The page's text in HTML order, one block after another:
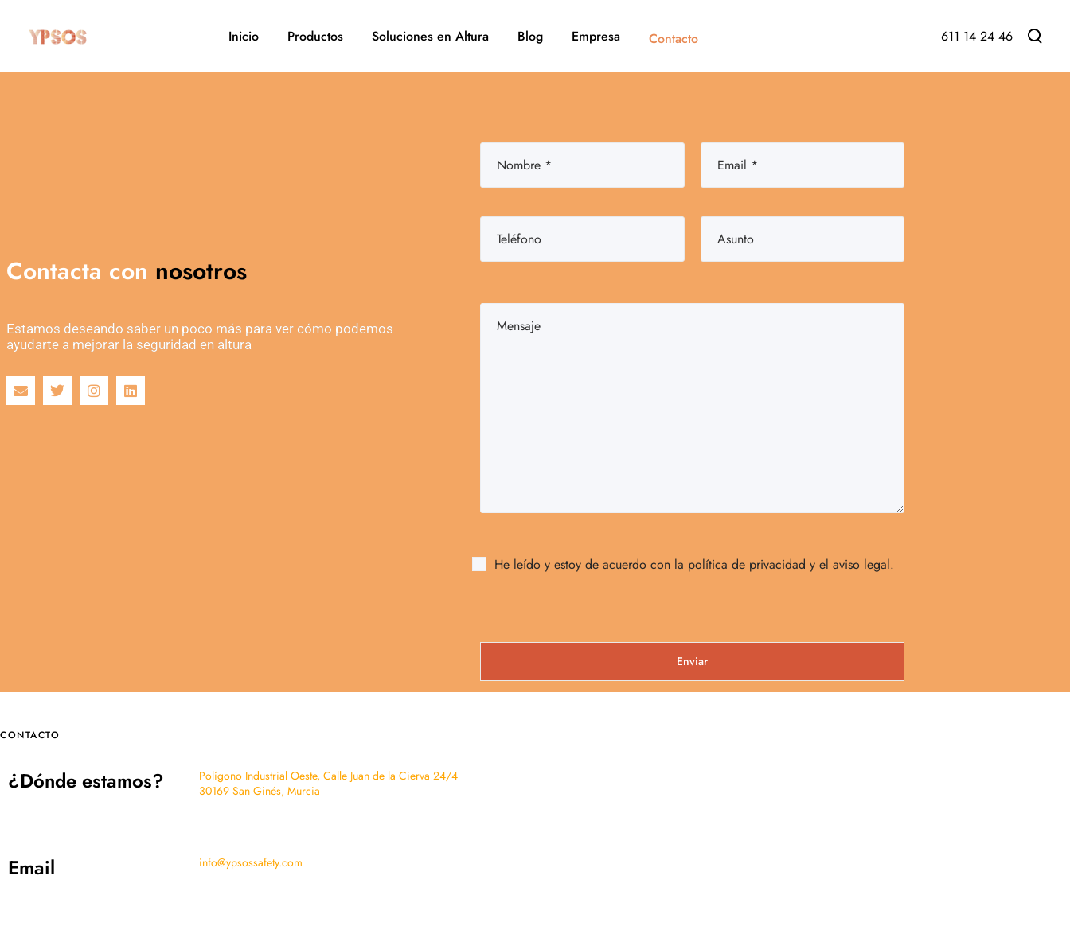
Inicio Productos Soluciones en Altura Blog Empresa Contacto 611 14 24 46
Contacta con nosotros
Estamos deseando saber un poco más para ver cómo podemos
ayudarte a mejorar la seguridad en altura
He leído y estoy de acuerdo con la política de privacidad y el aviso legal.
CONTACTO
¿Dónde estamos?
Polígono Industrial Oeste, Calle Juan de la Cierva 24/4
30169 San Ginés, Murcia
Email info@ypsossafety.com